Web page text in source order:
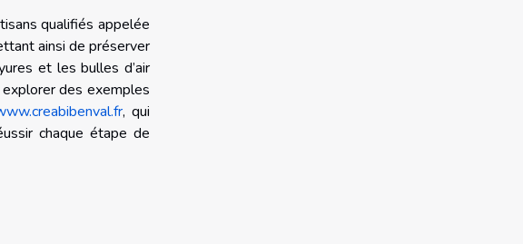
qualifiés appelée
ainsi de préserver
et les bulles d’air
des exemples
, qui
chaque étape de